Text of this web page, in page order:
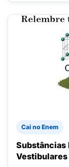
Cai no Enem
Substâncias
Vestibulares